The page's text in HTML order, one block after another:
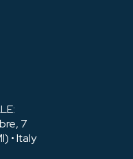
7
• Italy